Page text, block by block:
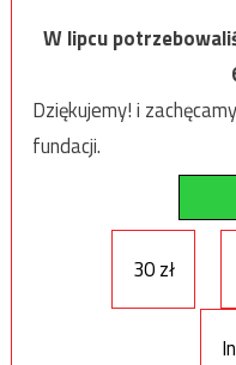
W lipcu
Dziękujemy! i
fundacji.
30 zł